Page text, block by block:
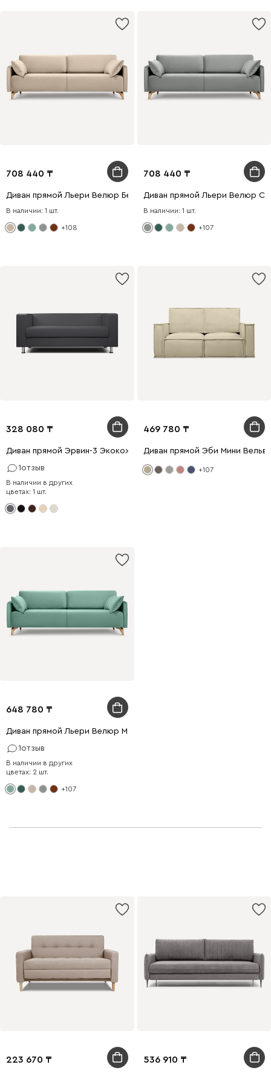
708 440
Диван прямой Льери Велюр Бежевый
В наличии: 1 шт.
+108
708 440
Диван прямой Льери Велюр
В наличии: 1 шт.
+107
328 080
Диван прямой Эрвин-3 Экокожа Серый
1отзыв
В наличии в других
цветах: 1 шт.
469 780
Диван прямой Эби Мини
+107
648 780
Диван прямой Льери Велюр Мятный
1отзыв
В наличии в других
цветах: 2 шт.
+107
223 670 536 910